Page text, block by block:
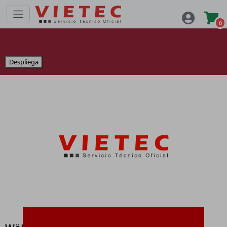
0
Despliega